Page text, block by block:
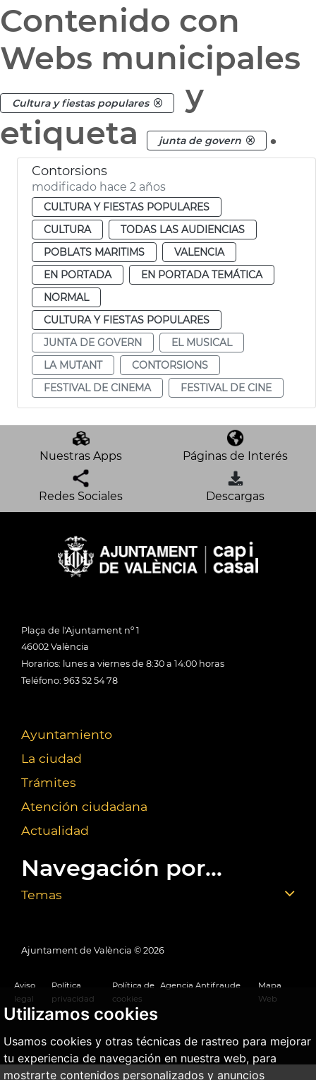
Utilizamos cookies
Usamos cookies y otras técnicas de rastreo para mejorar
tu experiencia de navegación en nuestra web, para
mostrarte contenidos personalizados y anuncios
Contenido con
Webs municipales
Cultura y fiestas populares
y
etiqueta
junta de govern .
Contorsions
modificado hace 2 años
CULTURA Y FIESTAS POPULARES
CULTURA
TODAS LAS AUDIENCIAS
POBLATS MARITIMS
VALENCIA
EN PORTADA
EN PORTADA TEMÁTICA
NORMAL
CULTURA Y FIESTAS POPULARES
JUNTA DE GOVERN
EL MUSICAL
LA MUTANT
CONTORSIONS
FESTIVAL DE CINEMA
FESTIVAL DE CINE
Nuestras Apps Páginas de Interés
Redes Sociales Descargas
Plaça de l'Ajuntament nº 1
46002 València
Horarios: lunes a viernes de 8:30 a 14:00 horas
Teléfono: 963 52 54 78
Ayuntamiento
La ciudad
Trámites
Atención ciudadana
Actualidad
Navegación por...
Temas
Ajuntament de València © 2026
Aviso
legal
Política
privacidad
Política de
cookies
Agencia Antifraude
Mapa
Web